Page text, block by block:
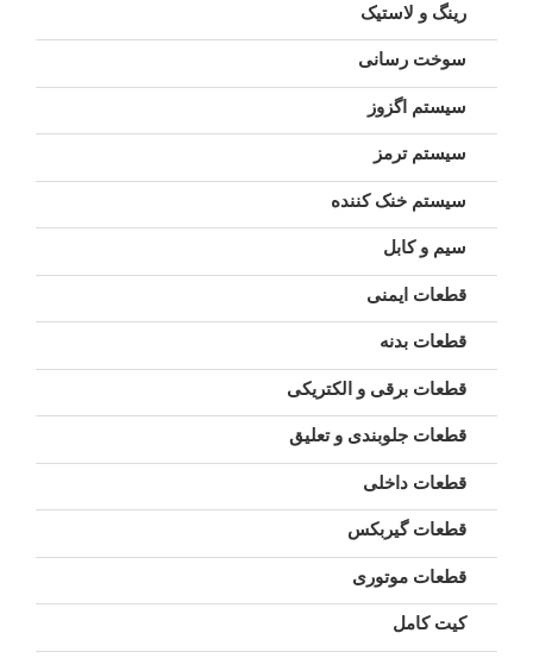
رینگ و لاستیک
سوخت رسانی
سیستم اگزوز
سیستم ترمز
سیستم خنک کننده
سیم و کابل
قطعات ایمنی
قطعات بدنه
قطعات برقی و الکتریکی
قطعات جلوبندی و تعلیق
قطعات داخلی
قطعات گیربکس
قطعات موتوری
کیت کامل